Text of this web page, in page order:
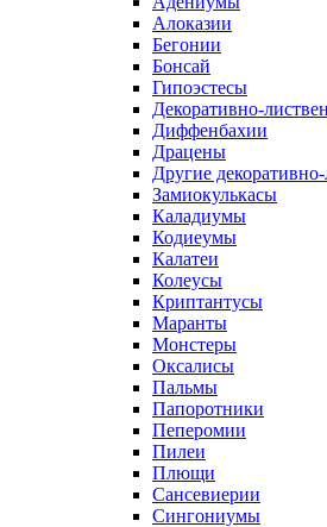
Алоказии
Бегонии
Бонсай
Гипоэстесы
Декоративно-
Диффенбахии
Драцены
Другие
Замиокулькасы
Каладиумы
Кодиеумы
Калатеи
Колеусы
Криптантусы
Маранты
Монстеры
Оксалисы
Пальмы
Папоротники
Пеперомии
Пилеи
Плющи
Сансевиерии
Сингониумы